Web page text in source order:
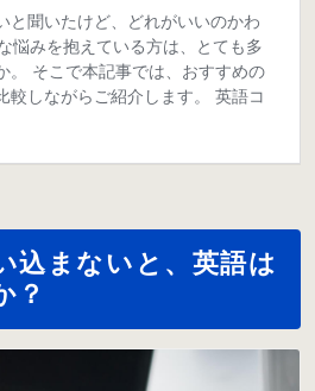
込まないと、英語は
？